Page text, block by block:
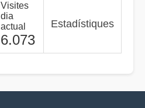
Visites
dia
actual
6.073
Estadístiques